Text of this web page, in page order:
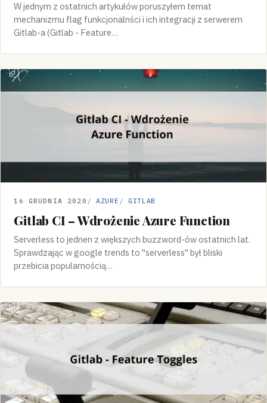
W jednym z ostatnich artykułów poruszyłem temat
mechanizmu flag funkcjonalnści i ich integracji z serwerem
Gitlab-a (Gitlab - Feature…
16 GRUDNIA 2020 AZURE GITLAB
Gitlab CI – Wdrożenie Azure Function
Serverless to jednen z większych buzzword-ów ostatnich lat.
Sprawdzając w google trends to "serverless" był bliski
przebicia popularnością…